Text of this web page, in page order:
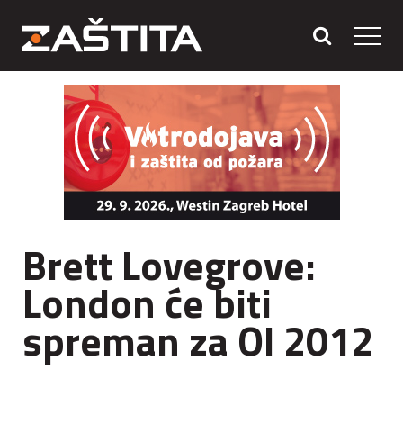
Brett Lovegrove:
London će biti
spreman za OI 2012